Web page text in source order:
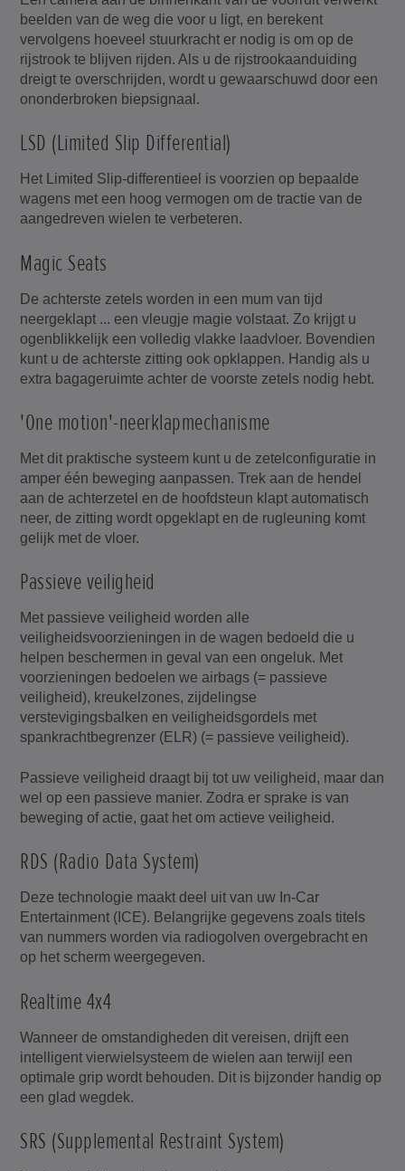
beelden van de weg die voor u ligt, en berekent
vervolgens hoeveel stuurkracht er nodig is om op de
rijstrook te blijven rijden. Als u de rijstrookaanduiding
dreigt te overschrijden, wordt u gewaarschuwd door een
ononderbroken biepsignaal.
LSD (Limited Slip Differential)
Het Limited Slip-differentieel is voorzien op bepaalde
wagens met een hoog vermogen om de tractie van de
aangedreven wielen te verbeteren.
Magic Seats
De achterste zetels worden in een mum van tijd
neergeklapt ... een vleugje magie volstaat. Zo krijgt u
ogenblikkelijk een volledig vlakke laadvloer. Bovendien
kunt u de achterste zitting ook opklappen. Handig als u
extra bagageruimte achter de voorste zetels nodig hebt.
'One motion'-neerklapmechanisme
Met dit praktische systeem kunt u de zetelconfiguratie in
amper één beweging aanpassen. Trek aan de hendel
aan de achterzetel en de hoofdsteun klapt automatisch
neer, de zitting wordt opgeklapt en de rugleuning komt
gelijk met de vloer.
Passieve veiligheid
Met passieve veiligheid worden alle
veiligheidsvoorzieningen in de wagen bedoeld die u
helpen beschermen in geval van een ongeluk. Met
voorzieningen bedoelen we airbags (= passieve
veiligheid), kreukelzones, zijdelingse
verstevigingsbalken en veiligheidsgordels met
spankrachtbegrenzer (ELR) (= passieve veiligheid).
Passieve veiligheid draagt bij tot uw veiligheid, maar dan
wel op een passieve manier. Zodra er sprake is van
beweging of actie, gaat het om actieve veiligheid.
RDS (Radio Data System)
Deze technologie maakt deel uit van uw In-Car
Entertainment (ICE). Belangrijke gegevens zoals titels
van nummers worden via radiogolven overgebracht en
op het scherm weergegeven.
Realtime 4x4
Wanneer de omstandigheden dit vereisen, drijft een
intelligent vierwielsysteem de wielen aan terwijl een
optimale grip wordt behouden. Dit is bijzonder handig op
een glad wegdek.
SRS (Supplemental Restraint System)